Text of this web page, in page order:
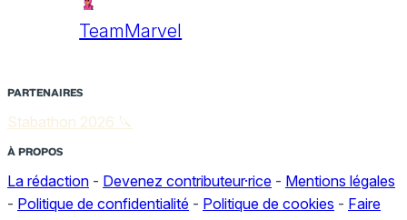
TeamMarvel
PARTENAIRES
Stabathon 2026 🔪
À PROPOS
La rédaction - Devenez contributeur·rice - Mentions légales
- Politique de confidentialité - Politique de cookies - Faire